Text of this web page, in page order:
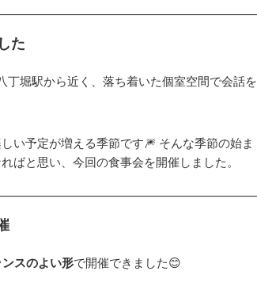
た
丁堀駅から近く、落ち着いた個室空間で会話を
い予定が増える季節です🎆 そんな季節の始ま
ばと思い、今回の食事会を開催しました。
スのよい形で開催できました😊